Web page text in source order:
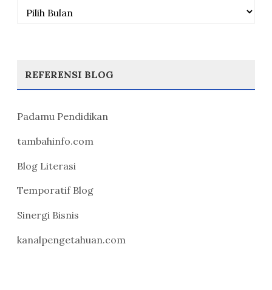
Arsip
REFERENSI BLOG
Padamu Pendidikan
tambahinfo.com
Blog Literasi
Temporatif Blog
Sinergi Bisnis
kanalpengetahuan.com